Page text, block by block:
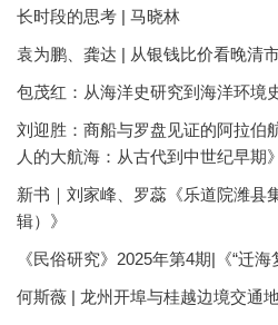
长时段的思考 | 马晓林
袁为鹏、龚达 | 从银钱比价看晚清
包茂红：从海洋史研究到海洋环境
刘迎胜：商船与罗盘见证的阿拉
人的大航海：从古代到中世纪早期》
新书｜刘家峰、罗蕊《乐道院潍县
辑）》
《民俗研究》2025年第4期|《“迁
何斯薇 | 龙州开埠与桂越边境交通